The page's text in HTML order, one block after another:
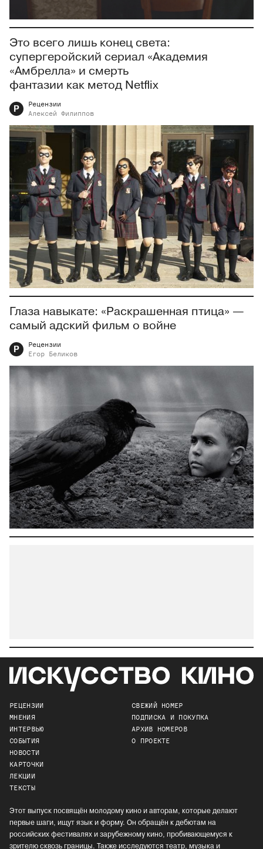
Это всего лишь конец света:
супергеройский сериал «Академия
«Амбрелла» и смерть
фантазии как метод Netflix
Р
Рецензии
Алексей
Филиппов
Глаза навыкате: «Раскрашенная птица» —
самый адский фильм о войне
Р
Рецензии
Егор
Беликов
РЕЦЕНЗИИ
МНЕНИЯ
ИНТЕРВЬЮ
СОБЫТИЯ
НОВОСТИ
КАРТОЧКИ
ЛЕКЦИИ
ТЕКСТЫ
СВЕЖИЙ НОМЕР
ПОДПИСКА И ПОКУПКА
АРХИВ НОМЕРОВ
О ПРОЕКТЕ
Этот выпуск посвящён молодому кино и авторам, которые делают
первые шаги, ищут язык и форму. Он обращён к дебютам на
российских фестивалях и зарубежному кино, пробивающемуся к
зрителю сквозь границы. Также исследуются театр, музыка и